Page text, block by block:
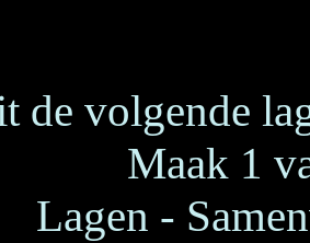
de volgende
Maak 1
Lagen -